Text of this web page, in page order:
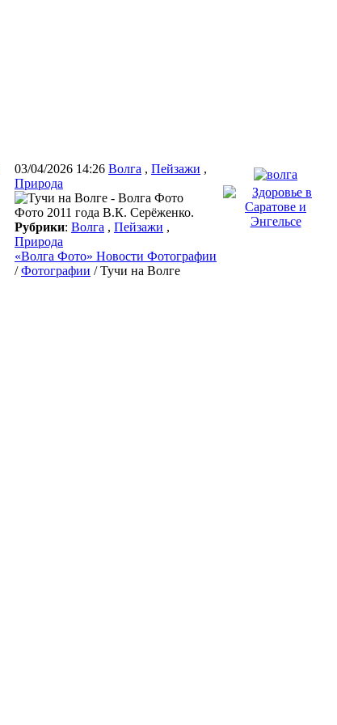
03/04/2026 14:26 Волга , Пейзажи ,
Природа
Фото 2011 года В.К. Серёженко.
Рубрики: Волга , Пейзажи ,
Природа
«Волга Фото» Новости Фотографии
/Фотографии / Тучи на Волге